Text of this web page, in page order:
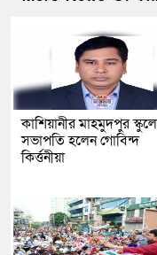
কাশিয়ানীর মাহমুদপুর
সভাপতি হলেন গোবিন্দ
কির্ত্তনীয়া